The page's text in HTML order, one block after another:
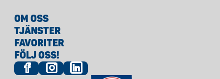
OM OSS
TJÄNSTER
FAVORITER
FÖLJ OSS!